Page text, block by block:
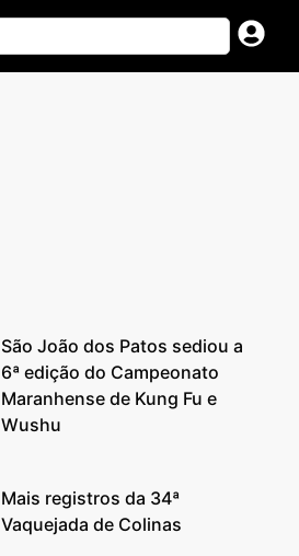
São João dos Patos sediou a
6ª edição do Campeonato
Maranhense de Kung Fu e
Wushu
Mais registros da 34ª
Vaquejada de Colinas